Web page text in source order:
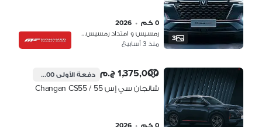
3
0 كم •
2026
رمسيس و امتداد رمسيس، القاهرة
منذ 3 أسابيع
1,375,000 ج.م دفعة الأولى412,500 ج.م
شانجان سي إس 55 / Changan CS55
0 كم •
2026